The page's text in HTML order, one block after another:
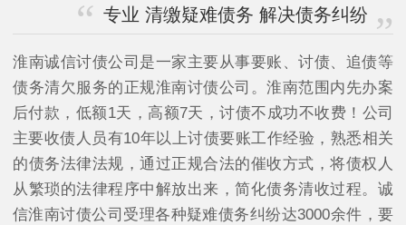
专业 清缴疑难债务 解决债务纠纷
淮南诚信讨债公司是一家主要从事要账、讨债、追债等
债务清欠服务的正规淮南讨债公司。淮南范围内先办案
后付款，低额1天，高额7天，讨债不成功不收费！公司
主要收债人员有10年以上讨债要账工作经验，熟悉相关
的债务法律法规，通过正规合法的催收方式，将债权人
从繁琐的法律程序中解放出来，简化债务清收过程。诚
信淮南讨债公司受理各种疑难债务纠纷达3000余件，要